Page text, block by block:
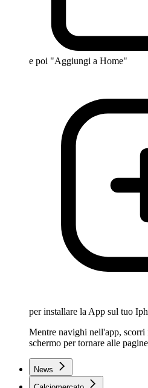
e poi "Aggiungi a Home"
per installare la App sul tuo
Mentre navighi nell'app, scorri
schermo per tornare alle
News